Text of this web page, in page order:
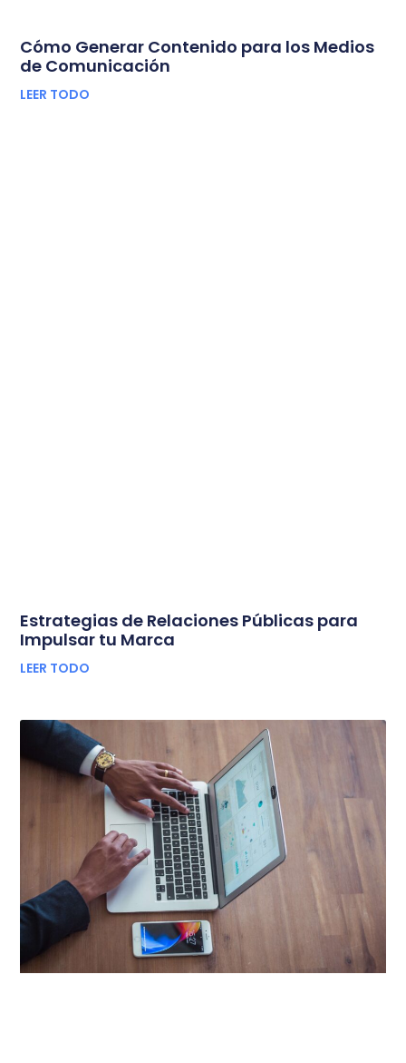
Cómo Generar Contenido para los Medios
de Comunicación
LEER TODO
Estrategias de Relaciones Públicas para
Impulsar tu Marca
LEER TODO